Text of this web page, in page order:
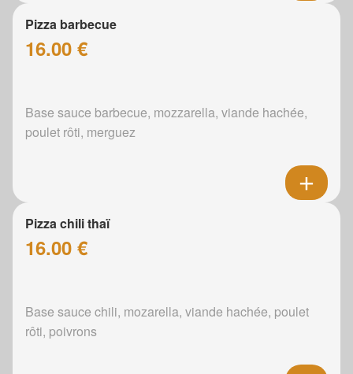
Pizza barbecue
16.00 €
Base sauce barbecue, mozzarella, viande hachée,
poulet rôti, merguez
Pizza chili thaï
16.00 €
Base sauce chili, mozarella, viande hachée, poulet
rôti, poivrons